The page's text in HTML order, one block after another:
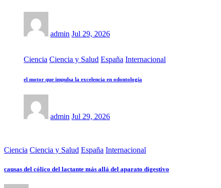
admin Jul 29, 2026
Ciencia Ciencia y Salud España Internacional
el motor que impulsa la excelencia en odontología
admin Jul 29, 2026
Ciencia Ciencia y Salud España Internacional
causas del cólico del lactante más allá del aparato digestivo